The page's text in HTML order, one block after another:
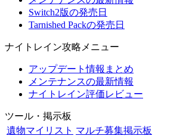
Switch2版の発売日
Tarnished Packの発売日
ナイトレイン攻略メニュー
アップデート情報まとめ
メンテナンスの最新情報
ナイトレイン評価レビュー
ツール・掲示板
遺物マイリスト マルチ募集掲示板